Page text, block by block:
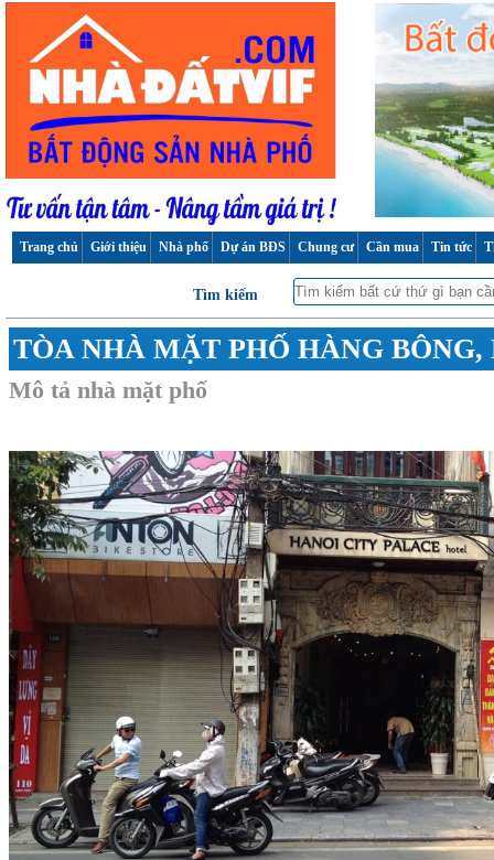
Trang chủ Giới thiệu Nhà phố Dự án BĐS Chung cư Cần mua Tin tức
Tìm kiếm
TÒA NHÀ MẶT PHỐ HÀNG
Mô tả nhà mặt phố